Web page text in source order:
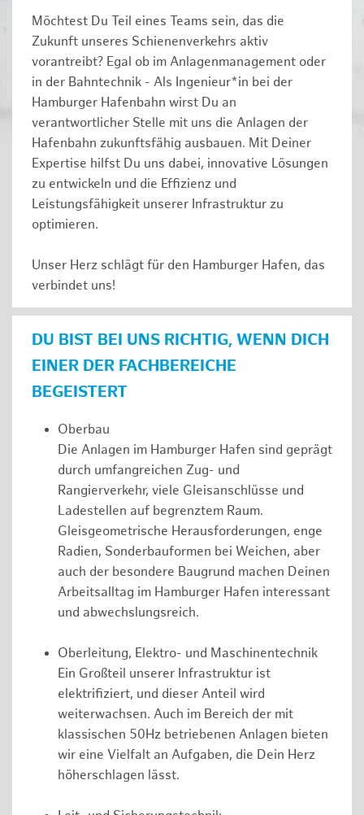
Möchtest Du Teil eines Teams sein, das die
Zukunft unseres Schienenverkehrs aktiv
vorantreibt? Egal ob im Anlagenmanagement oder
in der Bahntechnik - Als Ingenieur*in bei der
Hamburger Hafenbahn wirst Du an
verantwortlicher Stelle mit uns die Anlagen der
Hafenbahn zukunftsfähig ausbauen. Mit Deiner
Expertise hilfst Du uns dabei, innovative Lösungen
zu entwickeln und die Effizienz und
Leistungsfähigkeit unserer Infrastruktur zu
optimieren.
Unser Herz schlägt für den Hamburger Hafen, das
verbindet uns!
DU BIST BEI UNS RICHTIG, WENN DICH
EINER DER FACHBEREICHE
BEGEISTERT
Oberbau
Die Anlagen im Hamburger Hafen sind geprägt
durch umfangreichen Zug- und
Rangierverkehr, viele Gleisanschlüsse und
Ladestellen auf begrenztem Raum.
Gleisgeometrische Herausforderungen, enge
Radien, Sonderbauformen bei Weichen, aber
auch der besondere Baugrund machen Deinen
Arbeitsalltag im Hamburger Hafen interessant
und abwechslungsreich.
Oberleitung, Elektro- und Maschinentechnik
Ein Großteil unserer Infrastruktur ist
elektrifiziert, und dieser Anteil wird
weiterwachsen. Auch im Bereich der mit
klassischen 50Hz betriebenen Anlagen bieten
wir eine Vielfalt an Aufgaben, die Dein Herz
höherschlagen lässt.